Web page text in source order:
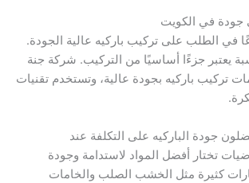
جودة في الكويت
في الطلب على تركيب باركيه عالية الجودة.
يعتبر جزءًا أساسيًا من التركيب. شركة جنة
تركيب باركيه بجودة عالية، وتستخدم تقنيات
يفضلون جودة الباركيه على التكلفة عند
تختار أفضل المواد لاستدامة وجودة
كثيرة مثل الخشب الصلب والخامات